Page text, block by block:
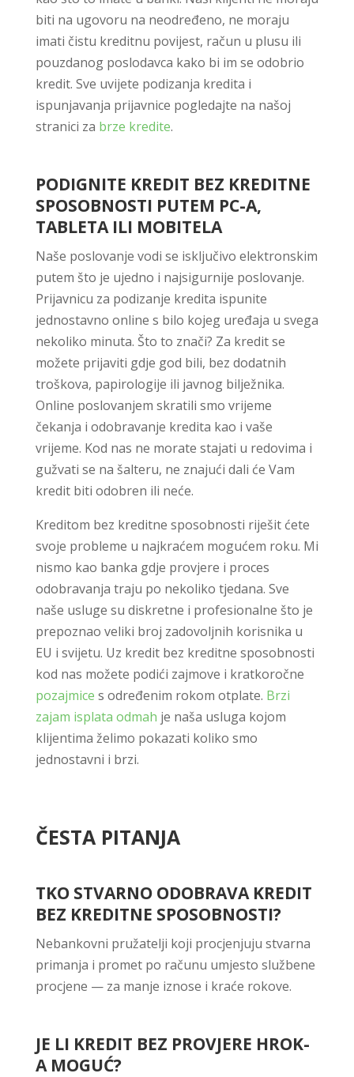
biti na ugovoru na neodređeno, ne moraju
imati čistu kreditnu povijest, račun u plusu ili
pouzdanog poslodavca kako bi im se odobrio
kredit. Sve uvijete podizanja kredita i
ispunjavanja prijavnice pogledajte na našoj
stranici za brze kredite.
PODIGNITE KREDIT BEZ KREDITNE
SPOSOBNOSTI PUTEM PC-A,
TABLETA ILI MOBITELA
Naše poslovanje vodi se isključivo elektronskim
putem što je ujedno i najsigurnije poslovanje.
Prijavnicu za podizanje kredita ispunite
jednostavno online s bilo kojeg uređaja u svega
nekoliko minuta. Što to znači? Za kredit se
možete prijaviti gdje god bili, bez dodatnih
troškova, papirologije ili javnog bilježnika.
Online poslovanjem skratili smo vrijeme
čekanja i odobravanje kredita kao i vaše
vrijeme. Kod nas ne morate stajati u redovima i
gužvati se na šalteru, ne znajući dali će Vam
kredit biti odobren ili neće.
Kreditom bez kreditne sposobnosti riješit ćete
svoje probleme u najkraćem mogućem roku. Mi
nismo kao banka gdje provjere i proces
odobravanja traju po nekoliko tjedana. Sve
naše usluge su diskretne i profesionalne što je
prepoznao veliki broj zadovoljnih korisnika u
EU i svijetu. Uz kredit bez kreditne sposobnosti
kod nas možete podići zajmove i kratkoročne
pozajmice s određenim rokom otplate. Brzi
zajam isplata odmah je naša usluga kojom
klijentima želimo pokazati koliko smo
jednostavni i brzi.
ČESTA PITANJA
TKO STVARNO ODOBRAVA KREDIT
BEZ KREDITNE SPOSOBNOSTI?
Nebankovni pružatelji koji procjenjuju stvarna
primanja i promet po računu umjesto službene
procjene — za manje iznose i kraće rokove.
JE LI KREDIT BEZ PROVJERE HROK-
A MOGUĆ?